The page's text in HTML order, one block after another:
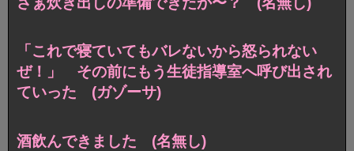
「これで寝ていてもバレないから怒られない
ぜ！」 その前にもう生徒指導室へ呼び出され
ていった (ガゾーサ)
酒飲んできました (名無し)